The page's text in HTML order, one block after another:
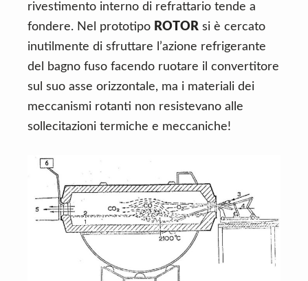
rivestimento interno di refrattario tende a
fondere. Nel prototipo ROTOR si è cercato
inutilmente di sfruttare l’azione refrigerante
del bagno fuso facendo ruotare il convertitore
sul suo asse orizzontale, ma i materiali dei
meccanismi rotanti non resistevano alle
sollecitazioni termiche e meccaniche!